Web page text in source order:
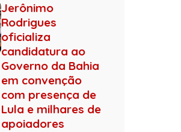
Jerônimo
Rodrigues
oficializa
candidatura ao
Governo da Bahia
em convenção
com presença de
Lula e milhares de
apoiadores